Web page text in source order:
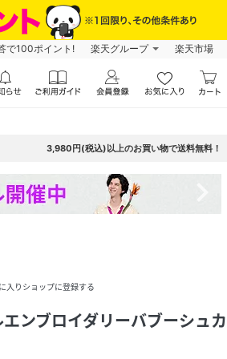
で100ポイント! 楽天グループ 楽天市場
3,980円(税込)以上のお買い物で送料無料！
入りショップに登録する
エンブロイダリーバブーシュカ